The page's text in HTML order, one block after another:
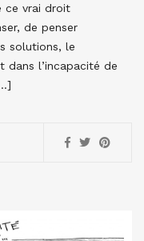
ce vrai droit
de penser
solutions, le
dans l’incapacité de